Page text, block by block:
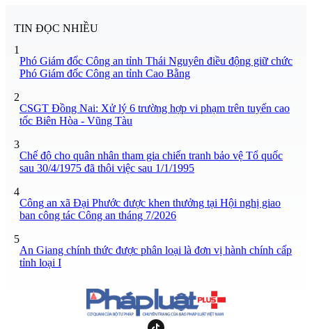
TIN ĐỌC NHIỀU
1
Phó Giám đốc Công an tỉnh Thái Nguyên điều động giữ chức
Phó Giám đốc Công an tỉnh Cao Bằng
2
CSGT Đồng Nai: Xử lý 6 trường hợp vi phạm trên tuyến cao
tốc Biên Hòa - Vũng Tàu
3
Chế độ cho quân nhân tham gia chiến tranh bảo vệ Tổ quốc
sau 30/4/1975 đã thôi việc sau 1/1/1995
4
Công an xã Đại Phước được khen thưởng tại Hội nghị giao
ban công tác Công an tháng 7/2026
5
An Giang chính thức được phân loại là đơn vị hành chính cấp
tỉnh loại I